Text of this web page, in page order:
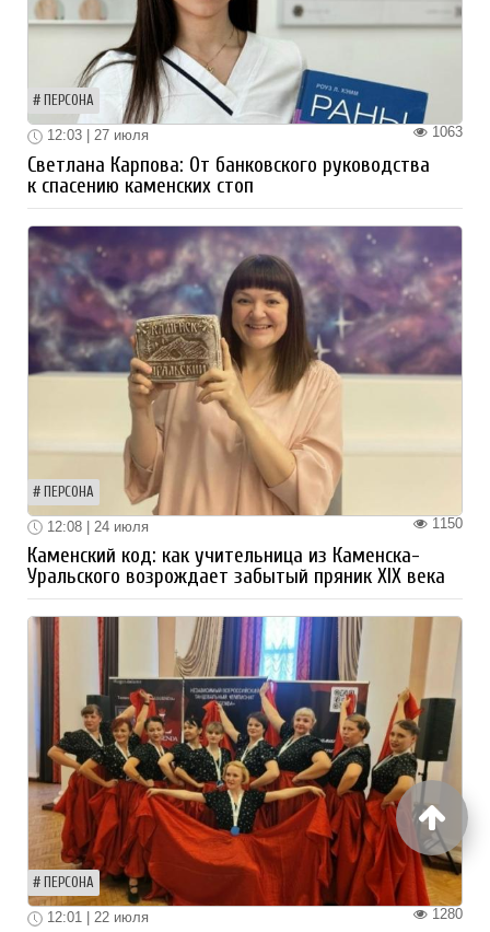
ПЕРСОНА
1063
12:03 | 27 июля
Светлана Карпова: От банковского руководства
к спасению каменских стоп
ПЕРСОНА
1150
12:08 | 24 июля
Каменский код: как учительница из Каменска-
Уральского возрождает забытый пряник XIX века
ПЕРСОНА
1280
12:01 | 22 июля